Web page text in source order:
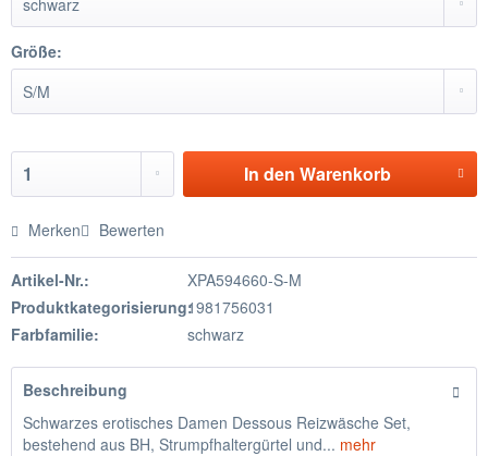
Größe:
In den Warenkorb
Merken Bewerten
Artikel-Nr.:
XPA594660-S-M
Produktkategorisierung:1981756031
Farbfamilie:
schwarz
Beschreibung
Schwarzes erotisches Damen Dessous Reizwäsche Set,
bestehend aus BH, Strumpfhaltergürtel und... mehr